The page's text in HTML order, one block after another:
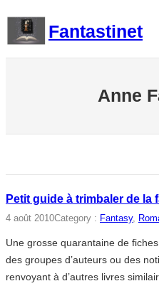
contenu
Fantastinet
Anne
Petit guide à trimbaler de la
4 août 2010Category : Fantasy,
Une grosse quarantaine de
des groupes d’auteurs ou des
renvoyant à d’autres livres